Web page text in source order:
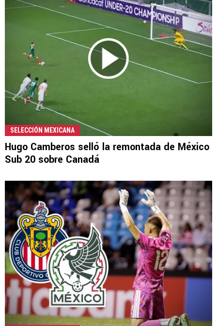
SELECCIÓN MEXICANA
Hugo Camberos selló la remontada de México
Sub 20 sobre Canadá